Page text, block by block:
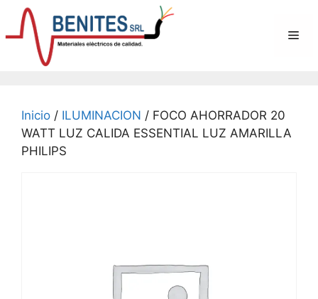
Saltar
contenido
Inicio / ILUMINACION / FOCO AHORRADOR 20
WATT LUZ CALIDA ESSENTIAL LUZ AMARILLA
PHILIPS